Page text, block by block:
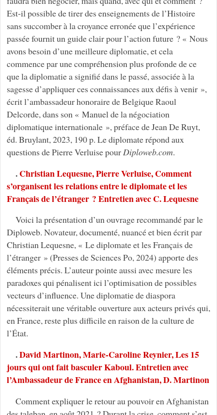
Est-il possible de tirer des enseignements de l’Histoire
sans succomber à la croyance erronée que l’expérience
passée fournit un guide clair pour l’action future ? « Nous
avons besoin d’une meilleure diplomatie, et cela
commence par une compréhension plus profonde de ce
que la diplomatie a signifié dans le passé, associée à la
sagesse d’appliquer ces connaissances aux défis à venir »,
écrit l’ambassadeur honoraire de Belgique Raoul
Delcorde, dans son « Manuel de la négociation
diplomatique internationale », préface de Jean De Ruyt,
éd. Bruylant, 2023, 190 p. Le diplomate répond aux
questions de Pierre Verluise pour Diploweb.com.
.Christian Lequesne, Pierre Verluise, Comment
s’organisent les relations entre le diplomate et les
Français de l’étranger ? Entretien avec C. Lequesne
Voici la présentation d’un ouvrage recommandé par le
Diploweb. Novateur, documenté, nuancé et bien écrit par
Christian Lequesne, « Le diplomate et les Français de
l’étranger » (Presses de Sciences Po, 2024) apporte des
éléments précis. L’auteur pointe aussi avec mesure les
paradoxes qui pénalisent ici l’optimisation de possibles
vecteurs d’influence. Une diplomatie de diaspora
nécessiterait une véritable ouverture aux acteurs privés qui,
en France, reste plus difficile en raison de la culture de
l’État.
.David Martinon, Marie-Caroline Reynier, Les 15
jours qui ont fait basculer Kaboul. Entretien avec
l’Ambassadeur de France en Afghanistan, D. Martinon
Comment expliquer le retour au pouvoir en Afghanistan